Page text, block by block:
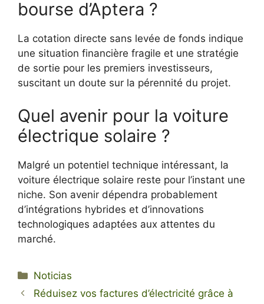
bourse d’Aptera ?
La cotation directe sans levée de fonds indique
une situation financière fragile et une stratégie
de sortie pour les premiers investisseurs,
suscitant un doute sur la pérennité du projet.
Quel avenir pour la voiture
électrique solaire ?
Malgré un potentiel technique intéressant, la
voiture électrique solaire reste pour l’instant une
niche. Son avenir dépendra probablement
d’intégrations hybrides et d’innovations
technologiques adaptées aux attentes du
marché.
Categorías
Noticias
Réduisez vos factures d’électricité grâce à